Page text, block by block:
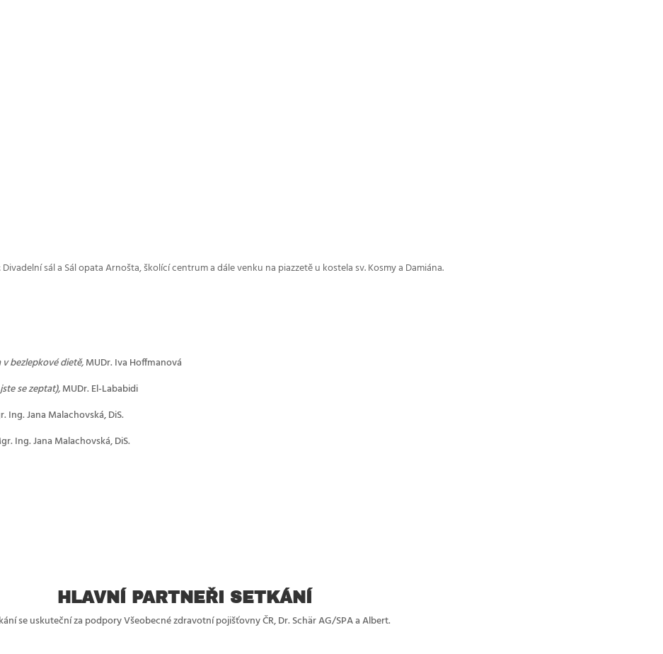
: Divadelní sál a Sál opata Arnošta, školící centrum a dále venku na piazzetě u kostela sv. Kosmy a Damiána.
bezlepkové dietě,MUDr. Iva Hoffmanová
se zeptat),MUDr. El-Lababidi
Ing. Jana Malachovská, DiS.
Ing. Jana Malachovská, DiS.
HLAVNÍ PARTNEŘI SETKÁNÍ
se uskuteční za podpory Všeobecné zdravotní pojišťovny ČR, Dr. Schär AG/SPA a Albert.